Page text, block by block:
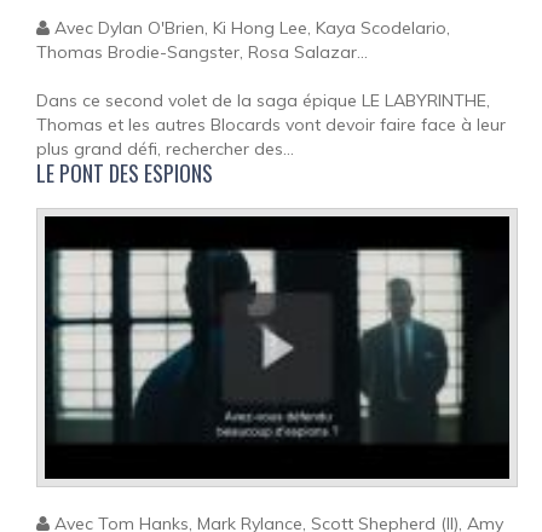
Avec Dylan O'Brien, Ki Hong Lee, Kaya Scodelario,
Thomas Brodie-Sangster, Rosa Salazar...
Dans ce second volet de la saga épique LE LABYRINTHE,
Thomas et les autres Blocards vont devoir faire face à leur
plus grand défi, rechercher des...
LE PONT DES ESPIONS
Avec Tom Hanks, Mark Rylance, Scott Shepherd (II), Amy